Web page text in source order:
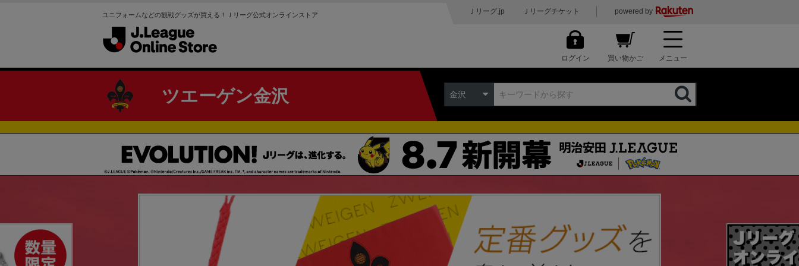
ユニフォームなどの観戦グッズが買える！Ｊリーグ公式オンラインストア Ｊリーグ.jp Ｊリーグチケット powered by
ログイン 買い物かご メニュー
ツエーゲン金沢 金沢